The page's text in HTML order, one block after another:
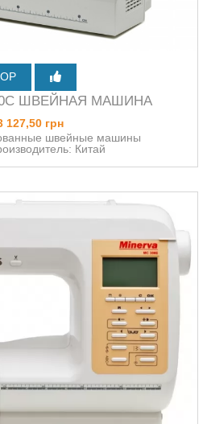
90C ШВЕЙНАЯ МАШИНА
127,50 грн
швейные машины
Китай